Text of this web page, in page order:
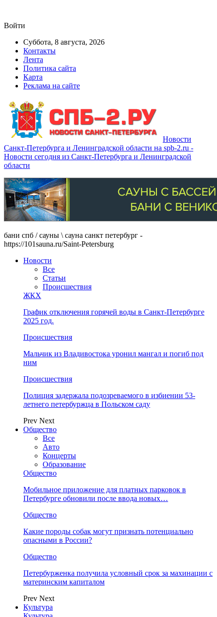
Войти
Суббота, 8 августа, 2026
Контакты
Лента
Политика сайта
Карта
Реклама на сайте
Новости
Санкт-Петербурга и Ленинградской области на spb-2.ru -
Новости сегодня из Санкт-Петербурга и Ленинградской
области
бани спб / сауны \ сауна санкт петербург -
https://101sauna.ru/Saint-Petersburg
Новости
Все
Статьи
Происшествия
ЖКХ
График отключения горячей воды в Санкт-Петербурге
2025 год.
Происшествия
Мальчик из Владивостока уронил мангал и погиб под
ним
Происшествия
Полиция задержала подозреваемого в избиении 53-
летнего петербуржца в Польском саду
Prev Next
Общество
Все
Авто
Концерты
Образование
Общество
Мобильное приложение для платных парковок в
Петербурге обновили после ввода новых…
Общество
Какие породы собак могут признать потенциально
опасными в России?
Общество
Петербурженка получила условный срок за махинации с
материнским капиталом
Prev Next
Культура